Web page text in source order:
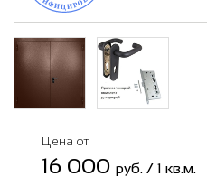
Цена от
16 000руб. / 1 кв.м.